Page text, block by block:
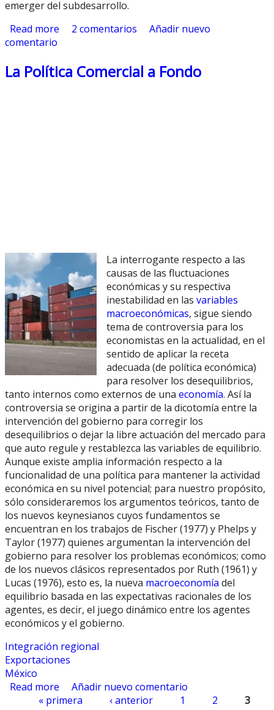
emerger del subdesarrollo.
Read more about Mercado Interno y Desarrollo
2 comentarios
Añadir nuevo
comentario
La Política Comercial a Fondo
La interrogante respecto a las
causas de las fluctuaciones
económicas y su respectiva
inestabilidad en las variables
macroeconómicas, sigue siendo
tema de controversia para los
economistas en la actualidad, en el
sentido de aplicar la receta
adecuada (de política económica)
para resolver los desequilibrios,
tanto internos como externos de una economía. Así la
controversia se origina a partir de la dicotomía entre la
intervención del gobierno para corregir los
desequilibrios o dejar la libre actuación del mercado para
que auto regule y restablezca las variables de equilibrio.
Aunque existe amplia información respecto a la
funcionalidad de una política para mantener la actividad
económica en su nivel potencial; para nuestro propósito,
sólo consideraremos los argumentos teóricos, tanto de
los nuevos keynesianos cuyos fundamentos se
encuentran en los trabajos de Fischer (1977) y Phelps y
Taylor (1977) quienes argumentan la intervención del
gobierno para resolver los problemas económicos; como
de los nuevos clásicos representados por Ruth (1961) y
Lucas (1976), esto es, la nueva macroeconomía del
equilibrio basada en las expectativas racionales de los
agentes, es decir, el juego dinámico entre los agentes
económicos y el gobierno.
Integración regional
Exportaciones
México
Read more about La Política Comercial a Fondo
Añadir nuevo comentario
« primera ‹ anterior 1 2
3